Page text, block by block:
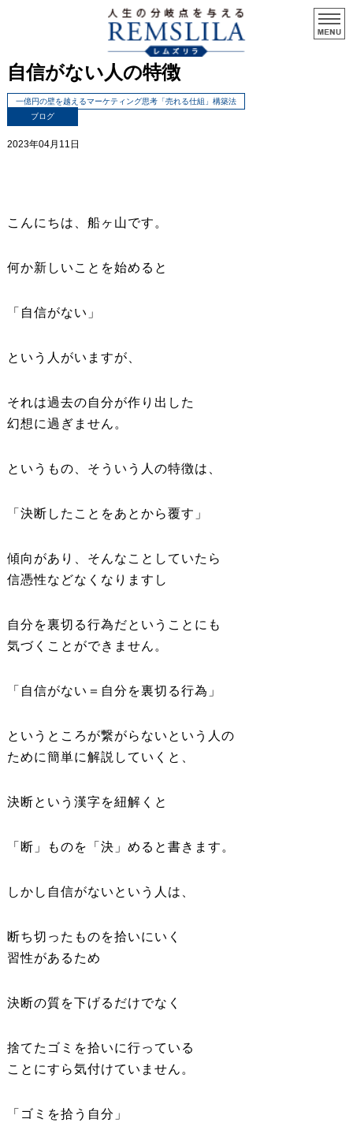
自信がない人の特徴
一億円の壁を越えるマーケティング思考「売れる仕組」構築法
ブログ
2023年04月11日
こんにちは、船ヶ山です。
何か新しいことを始めると
「自信がない」
という人がいますが、
それは過去の自分が作り出した
幻想に過ぎません。
というもの、そういう人の特徴は、
「決断したことをあとから覆す」
傾向があり、そんなことしていたら
信憑性などなくなりますし
自分を裏切る行為だということにも
気づくことができません。
「自信がない＝自分を裏切る行為」
というところが繋がらないという人の
ために簡単に解説していくと、
決断という漢字を紐解くと
「断」ものを「決」めると書きます。
しかし自信がないという人は、
断ち切ったものを拾いにいく
習性があるため
決断の質を下げるだけでなく
捨てたゴミを拾いに行っている
ことにすら気付けていません。
「ゴミを拾う自分」